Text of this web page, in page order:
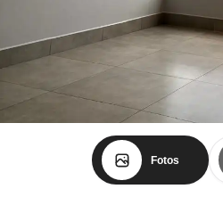
Fotos